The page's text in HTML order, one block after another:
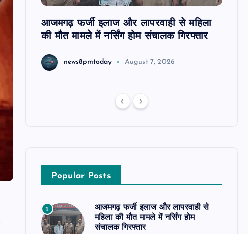
आजमगढ़ फर्जी इलाज और लापरवाही से महिला
की मौत मामले में नर्सिंग होम संचालक गिरफ्तार
news8pmtoday August 7, 2026
दवा
इंतजार
Popular Posts
1
आजमगढ़ फर्जी इलाज और लापरवाही से
महिला की मौत मामले में नर्सिंग होम
संचालक गिरफ्तार